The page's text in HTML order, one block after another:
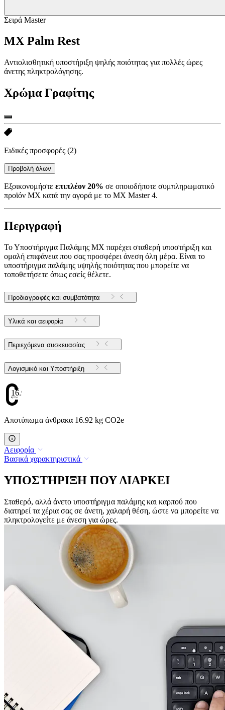
Σειρά Master
MX Palm Rest
Αντιολισθητική υποστήριξη ψηλής ποιότητας για πολλές ώρες
άνετης πληκτρολόγησης.
Χρώμα Γραφίτης
Ειδικές προσφορές (2)
Προβολή όλων
Εξοικονομήστε επιπλέον 20% σε οποιοδήποτε συμπληρωματικό
προϊόν MX κατά την αγορά με το MX Master 4.
Περιγραφή
Το Υποστήριγμα Παλάμης MX παρέχει σταθερή υποστήριξη και
ομαλή επιφάνεια που σας προσφέρει άνεση όλη μέρα. Είναι το
υποστήριγμα παλάμης υψηλής ποιότητας που μπορείτε να
τοποθετήσετε όπως εσείς θέλετε.
Προδιαγραφές και συμβατότητα
Υλικά και αειφορία
Περιεχόμενα συσκευασίας
Λογισμικό και Υποστήριξη
16.92
Αποτύπωμα άνθρακα 16.92 kg CO2e
Αειφορία
Βασικά χαρακτηριστικά
ΥΠΟΣΤΗΡΙΞΗ ΠΟΥ ΔΙΑΡΚΕΙ
Σταθερό, αλλά άνετο υποστήριγμα παλάμης και καρπού που
διατηρεί τα χέρια σας σε άνετη, χαλαρή θέση, ώστε να μπορείτε να
πληκτρολογείτε με άνεση για ώρες.